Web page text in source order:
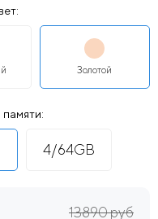
Золотой
4/64GB
13890 руб